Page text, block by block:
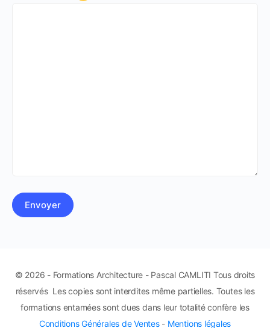
© 2026 - Formations Architecture - Pascal CAMLITI Tous droits
réservés Les copies sont interdites même partielles. Toutes les
formations entamées sont dues dans leur totalité confère les
Conditions Générales de Ventes- Mentions légales